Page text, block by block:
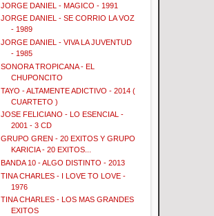
JORGE DANIEL - MAGICO - 1991
JORGE DANIEL - SE CORRIO LA VOZ
- 1989
JORGE DANIEL - VIVA LA JUVENTUD
- 1985
SONORA TROPICANA - EL
CHUPONCITO
TAYO - ALTAMENTE ADICTIVO - 2014 (
CUARTETO )
JOSE FELICIANO - LO ESENCIAL -
2001 - 3 CD
GRUPO GREN - 20 EXITOS Y GRUPO
KARICIA - 20 EXITOS...
BANDA 10 - ALGO DISTINTO - 2013
TINA CHARLES - I LOVE TO LOVE -
1976
TINA CHARLES - LOS MAS GRANDES
EXITOS